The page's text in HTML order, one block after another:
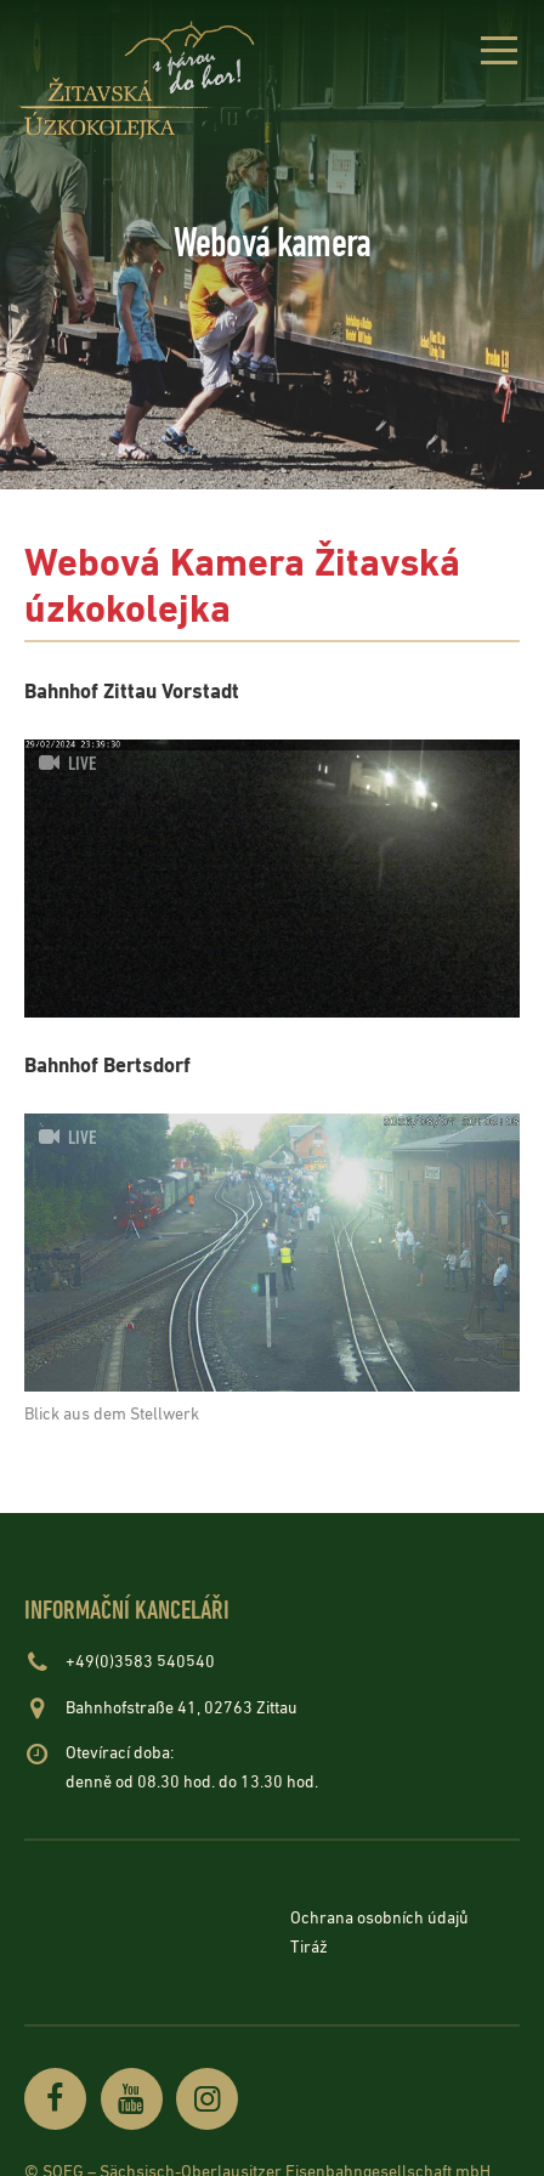
Webová kamera
Webová Kamera Žitavská
úzkokolejka
Bahnhof Zittau Vorstadt
LIVE
Bahnhof Bertsdorf
LIVE
Blick aus dem Stellwerk
INFORMAČNÍ KANCELÁŘI
+49(0)3583 540540
Bahnhofstraße 41, 02763 Zittau
Otevírací doba:
denně od 08.30 hod. do 13.30 hod.
Ochrana osobních údajů
Tiráž
© SOEG – Sächsisch-Oberlausitzer Eisenbahngesellschaft mbH